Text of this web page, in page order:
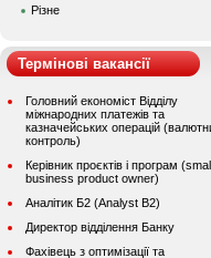
Різне
Термінові вакансії
Головний економіст Відділу
міжнародних платежів та
казначейських операцій
контроль)
Керівник проєктів і програм
business product owner)
Аналітик Б2 (Analyst B2)
Директор відділення Банку
Фахівець з оптимізації та